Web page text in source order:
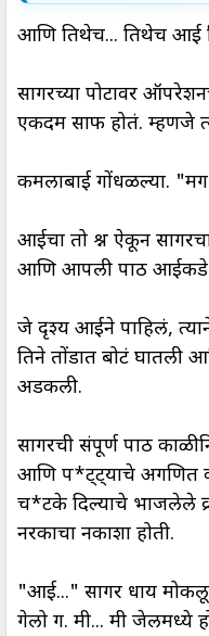
आणि तिथेच... तिथेच आई
सागरच्या पोटावर
एकदम साफ होतं. म्हणजे
कमलाबाई गोंधळल्या.
आईचा तो प्रश्न ऐकून
आणि आपली पाठ आईकडे
जे दृश्य आईने पाहिलं,
तिने तोंडात बोटं घातली
अडकली.
सागरची संपूर्ण पाठ
आणि प*ट्ट्याचे अगणित
च*टके दिल्याचे भाजलेले
नरकाचा नकाशा होती.
"आई..." सागर धाय
गेलो ग. मी... मी जेलमध्ये